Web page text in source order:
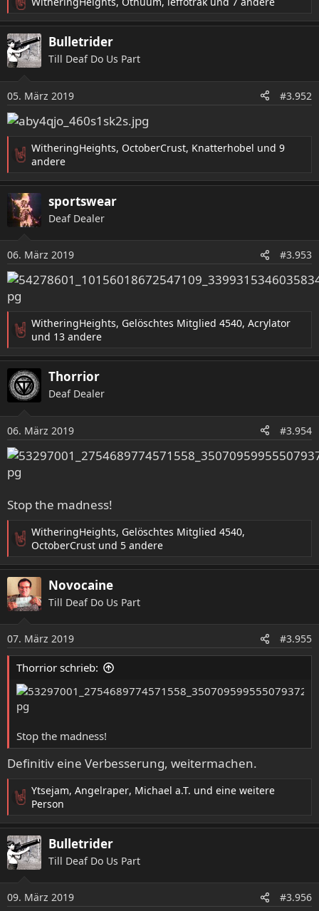
R
e
a
k
t
n
e
Bulletrider
Till Deaf Do Us Part
05. März 2019 #3.952
R
a
k
t
o
n
e
n
:
WitheringHeights, OctoberCrust, Knatterhobel und 9
andere
sportswear
Deaf Dealer
06. März 2019 #3.953
R
a
k
t
i
o
n
e
n
:
WitheringHeights, Gelöschtes Mitglied 4540, Acrylator
und 13 andere
Thorrior
Deaf Dealer
06. März 2019 #3.954
Stop the madness!
R
a
t
i
o
n
e
n
WitheringHeights, Gelöschtes Mitglied 4540,
OctoberCrust und 5 andere
Novocaine
Till Deaf Do Us Part
07. März 2019 #3.955
Thorrior schrieb:
Stop the madness!
Definitiv eine Verbesserung, weitermachen.
R
a
k
t
i
o
n
Ytsejam, Angelraper, Michael a.T. und eine weitere
Person
Bulletrider
Till Deaf Do Us Part
09. März 2019 #3.956